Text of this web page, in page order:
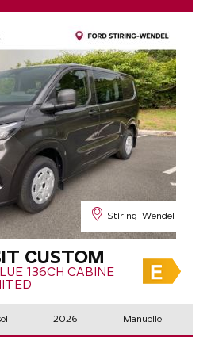
Stiring-Wendel
CUSTOM
136CH CABINE
2026 Manuelle